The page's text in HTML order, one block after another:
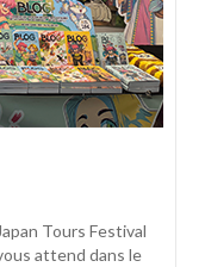
Tours Festival
attend dans le